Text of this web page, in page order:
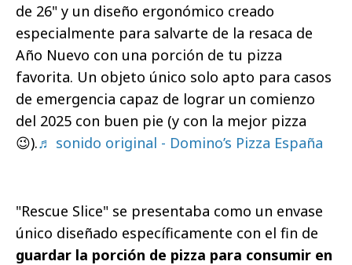
de 26" y un diseño ergonómico creado
especialmente para salvarte de la resaca de
Año Nuevo con una porción de tu pizza
favorita. Un objeto único solo apto para casos
de emergencia capaz de lograr un comienzo
del 2025 con buen pie (y con la mejor pizza
😉).♬ sonido original - Domino’s Pizza España
"Rescue Slice" se presentaba como un envase
único diseñado específicamente con el fin de
guardar la porción de pizza para consumir en